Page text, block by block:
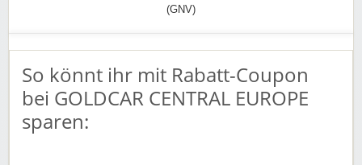
(GNV)
So könnt ihr mit Rabatt-Coupon
bei GOLDCAR CENTRAL EUROPE
sparen: